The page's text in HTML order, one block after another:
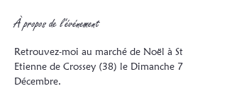
À propos de l'événement
Retrouvez-moi au marché de Noël à St
Etienne de Crossey (38) le Dimanche 7
Décembre.